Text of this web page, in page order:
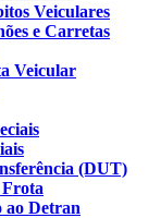
Veiculares
e Carretas
Veicular
(DUT)
Frota
ao Detran